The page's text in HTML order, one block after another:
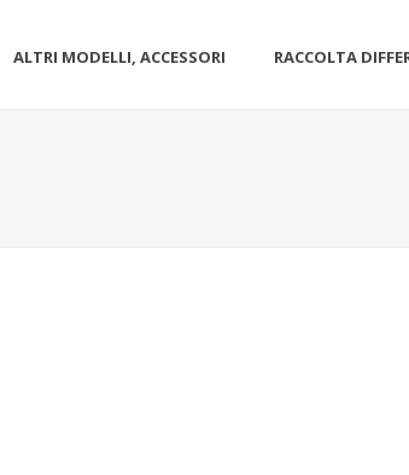
ALTRI MODELLI, ACCESSORI RACCOLTA